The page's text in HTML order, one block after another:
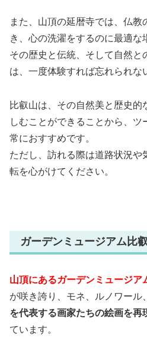
また、山頂の延暦寺では、仏
き、心の洗濯をするのに最適な
その歴史と伝統、そして自然と
は、一度体験すれば忘れられな
比叡山は、その自然美と歴史的
しむことができることから、
常におすすめです。
ただし、訪れる際は道路状況や
転を心がけてください。
ガーデンミュージアム比叡
山頂にあるガーデンミュージア
が咲き誇り、モネ、ルノワール
を代表する画家たちの絵画を再
ています。